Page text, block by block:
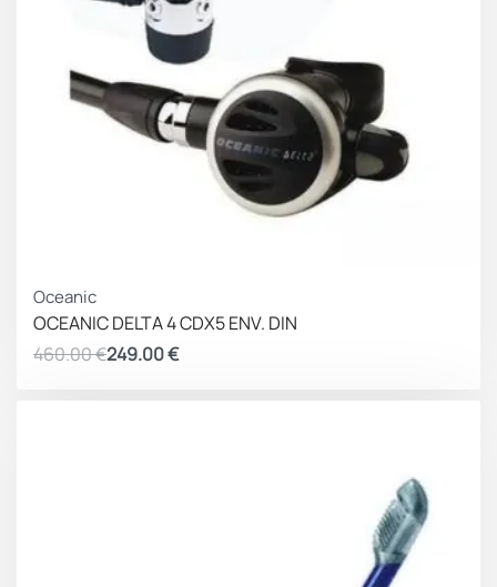
Oceanic
OCEANIC DELTA 4 CDX5 ENV. DIN
460.00€249.00€